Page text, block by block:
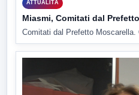
ATTUALITÀ
Miasmi, Comitati dal
Comitati dal Prefetto Moscarella.